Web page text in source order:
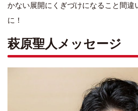
かない展開にくぎづけになること間違
に！
萩原聖人メッセージ